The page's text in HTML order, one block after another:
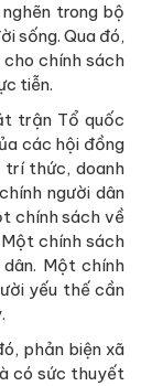
trong bộ
sống. Qua đó,
chính sách
tiễn.
trận Tổ quốc
các hội đồng
trí thức, doanh
người dân
chính sách về
chính sách
Một chính
yếu thế cần
phản biện xã
có sức thuyết